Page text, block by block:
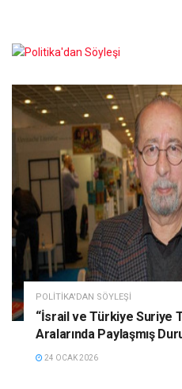
POLITIKA'DAN SÖYLEŞI
“İsrail ve Türkiye Suriye
Aralarında Paylaşmış
24 OCAK 2026